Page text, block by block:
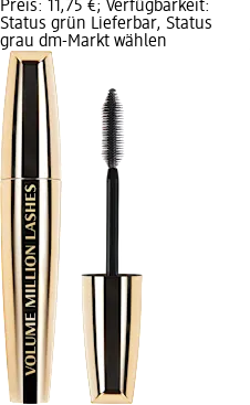
Preis: 11,75 €; Verfügbarkeit:
Status grün Lieferbar, Status
grau dm-Markt wählen